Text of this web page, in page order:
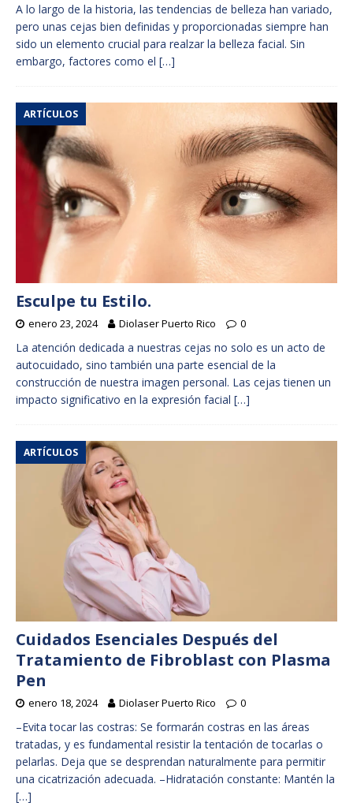
A lo largo de la historia, las tendencias de belleza han variado,
pero unas cejas bien definidas y proporcionadas siempre han
sido un elemento crucial para realzar la belleza facial. Sin
embargo, factores como el […]
ARTÍCULOS
Esculpe tu Estilo.
enero 23, 2024 Diolaser Puerto Rico 0
La atención dedicada a nuestras cejas no solo es un acto de
autocuidado, sino también una parte esencial de la
construcción de nuestra imagen personal. Las cejas tienen un
impacto significativo en la expresión facial […]
ARTÍCULOS
Cuidados Esenciales Después del
Tratamiento de Fibroblast con Plasma
Pen
enero 18, 2024 Diolaser Puerto Rico 0
–Evita tocar las costras: Se formarán costras en las áreas
tratadas, y es fundamental resistir la tentación de tocarlas o
pelarlas. Deja que se desprendan naturalmente para permitir
una cicatrización adecuada. –Hidratación constante: Mantén la
[…]